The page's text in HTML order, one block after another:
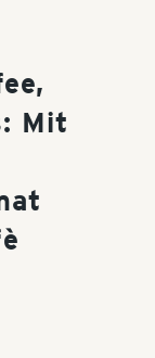
Mit